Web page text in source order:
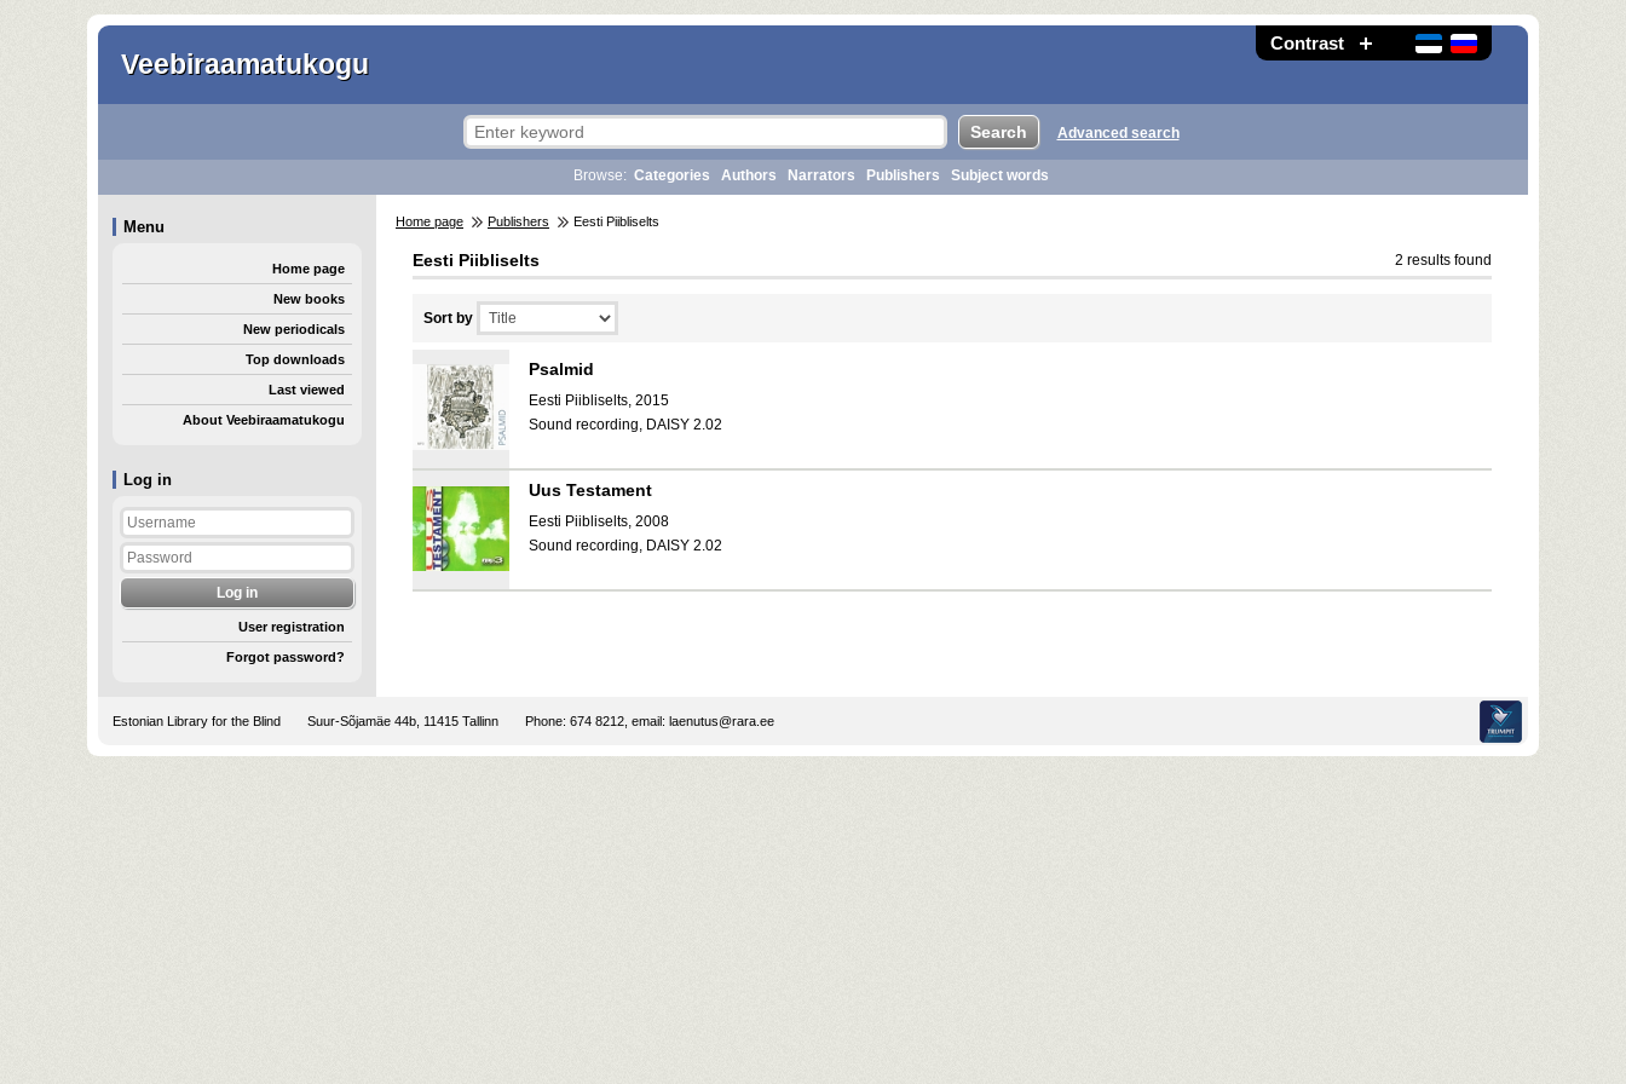
Contrast
Veebiraamatukogu
Log in
User registration
Forgot password?
Advanced search
Browse: Categories Authors Narrators Publishers Subject words
Menu
Home page
New books
New periodicals
Top downloads
Last viewed
About Veebiraamatukogu
Home page Publishers Eesti Piibliselts
Eesti Piibliselts 2 results found
Sort by
Psalmid
Eesti Piibliselts, 2015
Sound recording, DAISY 2.02
Uus Testament
Eesti Piibliselts, 2008
Sound recording, DAISY 2.02
Estonian Library for the Blind Suur-Sõjamäe 44b, 11415 Tallinn Phone: 674 8212, email: laenutus@rara.ee